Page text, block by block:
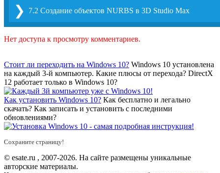
❯ 7.2 Создание объектов NURBS в 3D Studio Max
Нет доступа к просмотру комментариев.
Стоит ли переходить на Windows 10? Windows 10 установлена
на каждый 3-й компьютер. Какие плюсы от перехода? DirectX
12 работает только в Windows 10?
Как установить Windows 10? Как бесплатно и легально
скачать? Как записать и установить с последними
обновлениями?
Сохраните страницу!
© esate.ru , 2007-2026. На сайте размещены уникальные
авторские материалы.